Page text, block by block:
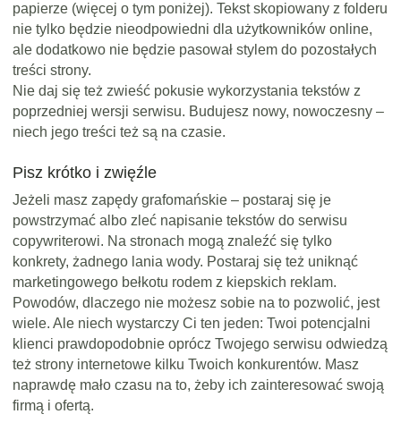
papierze (więcej o tym poniżej). Tekst skopiowany z folderu
nie tylko będzie nieodpowiedni dla użytkowników online,
ale dodatkowo nie będzie pasował stylem do pozostałych
treści strony.
Nie daj się też zwieść pokusie wykorzystania tekstów z
poprzedniej wersji serwisu. Budujesz nowy, nowoczesny –
niech jego treści też są na czasie.
Pisz krótko i zwięźle
Jeżeli masz zapędy grafomańskie – postaraj się je
powstrzymać albo zleć napisanie tekstów do serwisu
copywriterowi. Na stronach mogą znaleźć się tylko
konkrety, żadnego lania wody. Postaraj się też uniknąć
marketingowego bełkotu rodem z kiepskich reklam.
Powodów, dlaczego nie możesz sobie na to pozwolić, jest
wiele. Ale niech wystarczy Ci ten jeden: Twoi potencjalni
klienci prawdopodobnie oprócz Twojego serwisu odwiedzą
też strony internetowe kilku Twoich konkurentów. Masz
naprawdę mało czasu na to, żeby ich zainteresować swoją
firmą i ofertą.